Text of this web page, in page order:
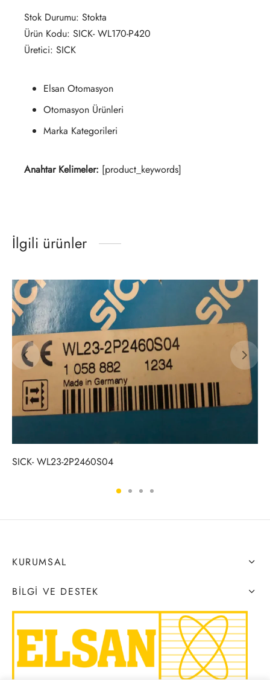
Stok Durumu: Stokta
Ürün Kodu: SICK- WL170-P420
Üretici: SICK
Elsan Otomasyon
Otomasyon Ürünleri
Marka Kategorileri
Anahtar Kelimeler: [product_keywords]
İlgili ürünler
SICK- WL23-2P2460S04
KURUMSAL
BILGI VE DESTEK